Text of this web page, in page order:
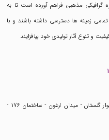
گرافیکی مذهبی فراهم آورده است تا به
تمامی زمینه ها دسترسی داشته باشند و با
و تنوع آثار تولیدی خود بیافزایند
تهران - شهر گلستان - بلوار گلستان - میدان ارغون - ساختمان 176 -